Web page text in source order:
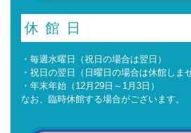
休館日
・毎週水曜日（祝日の場合は翌日）
・祝日の翌日（日曜日の場合は休館しま
・年末年始（12月29日～1月3日）
なお、臨時休館する場合がございます。